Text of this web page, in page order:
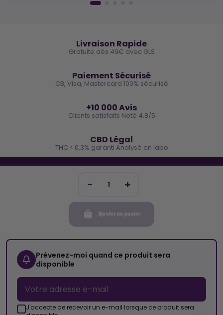
Ajouter au panier
Prévenez-moi quand ce produit sera
disponible
J'accepte de recevoir un e-mail lorsque ce produit sera
Livraison Rapide
Gratuite dès 49€ avec GLS
Paiement Sécurisé
CB, Visa, Mastercard 100% sécurisé
+10 000 Avis
Clients satisfaits Noté 4.8/5
CBD Légal
THC < 0.3% garanti Analysé en labo
Inscris-toi et reçois -10€ sur ta prochaine commande
Cocorikush
Top Catégories
Nous Suivre